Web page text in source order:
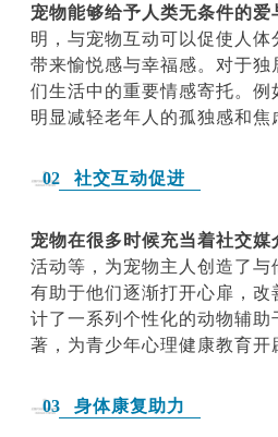
宠物能够给予人类无条件的
明，与宠物互动可以促使人
带来愉悦感与幸福感。 对于独
们生活中的重要情感寄托。 例
明显减轻老年人的孤独感和
02 社交互动促进
宠物在很多时候充当着社交
活动等，为宠物主人创造了
有助于他们逐渐打开心扉，
计了一系列个性化的动物辅
著，为青少年心理健康教育开
03 身体康复助力